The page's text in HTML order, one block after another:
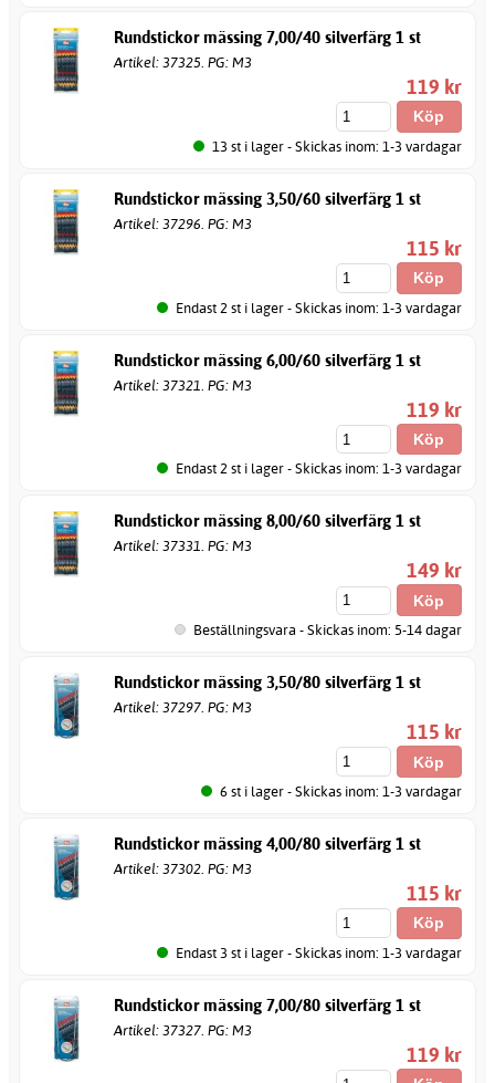
Rundstickor mässing 7,00/40 silverfärg 1 st
Artikel: 37325. PG: M3
119 kr
13 st i lager - Skickas inom: 1-3 vardagar
Rundstickor mässing 3,50/60 silverfärg 1 st
Artikel: 37296. PG: M3
115 kr
Endast 2 st i lager - Skickas inom: 1-3 vardagar
Rundstickor mässing 6,00/60 silverfärg 1 st
Artikel: 37321. PG: M3
119 kr
Endast 2 st i lager - Skickas inom: 1-3 vardagar
Rundstickor mässing 8,00/60 silverfärg 1 st
Artikel: 37331. PG: M3
149 kr
Beställningsvara - Skickas inom: 5-14 dagar
Rundstickor mässing 3,50/80 silverfärg 1 st
Artikel: 37297. PG: M3
115 kr
6 st i lager - Skickas inom: 1-3 vardagar
Rundstickor mässing 4,00/80 silverfärg 1 st
Artikel: 37302. PG: M3
115 kr
Endast 3 st i lager - Skickas inom: 1-3 vardagar
Rundstickor mässing 7,00/80 silverfärg 1 st
Artikel: 37327. PG: M3
119 kr